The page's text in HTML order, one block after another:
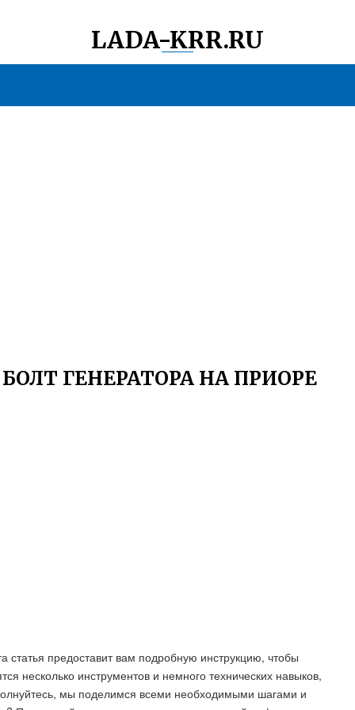
LADA-KRR.RU
ГЕНЕРАТОРА НА ПРИОРЕ
предоставит вам подробную инструкцию, чтобы
несколько инструментов и немного технических навыков,
мы поделимся всеми необходимыми шагами и